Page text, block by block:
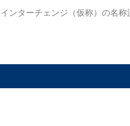
ンターチェンジ（仮称）の名称